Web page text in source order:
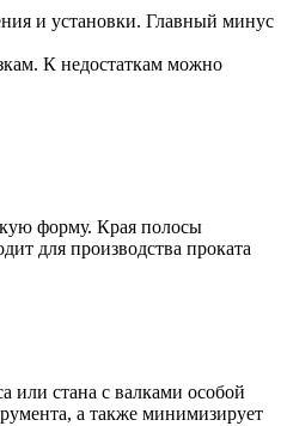
и установки. Главный минус
К недостаткам можно
форму. Края полосы
для производства проката
или стана с валками особой
а также минимизирует